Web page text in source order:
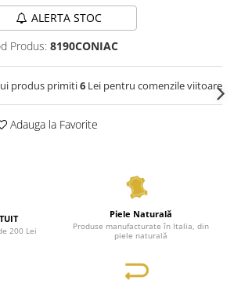
ALERTA STOC
Produs: 8190CONIAC
produs primiti6 Lei pentru comenzile viitoare
Adauga la Favorite
200 Lei
Piele Naturală
Produse manufacturate în Italia, din
piele naturală